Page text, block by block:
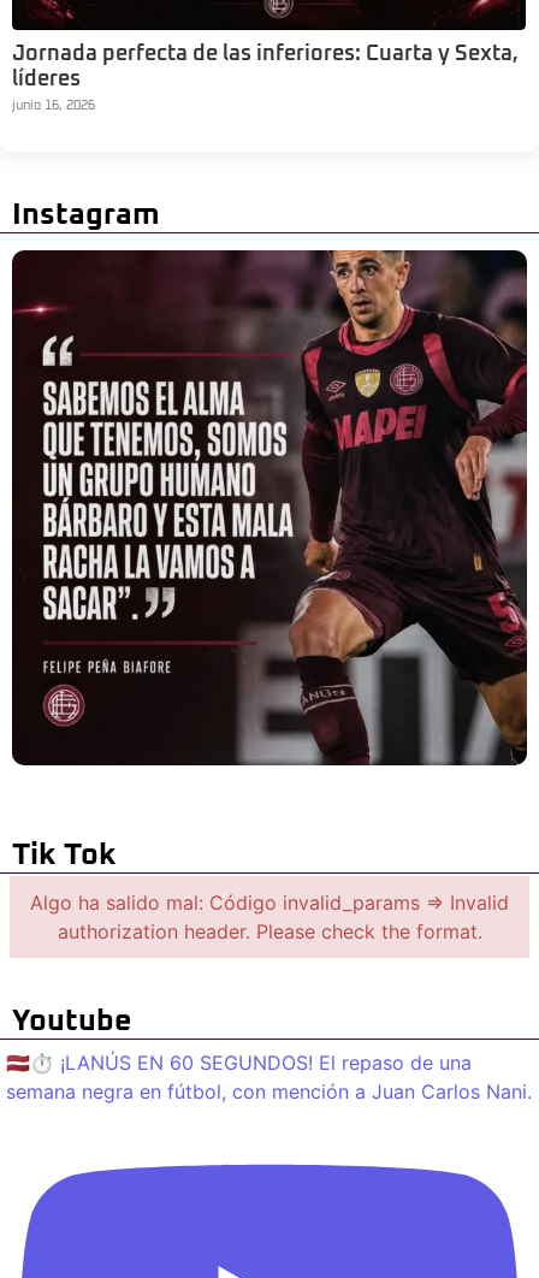
Jornada perfecta de las inferiores: Cuarta y Sexta,
líderes
junio 16, 2026
Instagram
Tik Tok
Algo ha salido mal: Código invalid_params => Invalid
authorization header. Please check the format.
Youtube
🇱🇻⏱️ ¡LANÚS EN 60 SEGUNDOS! El repaso de una
semana negra en fútbol, con mención a Juan Carlos Nani.